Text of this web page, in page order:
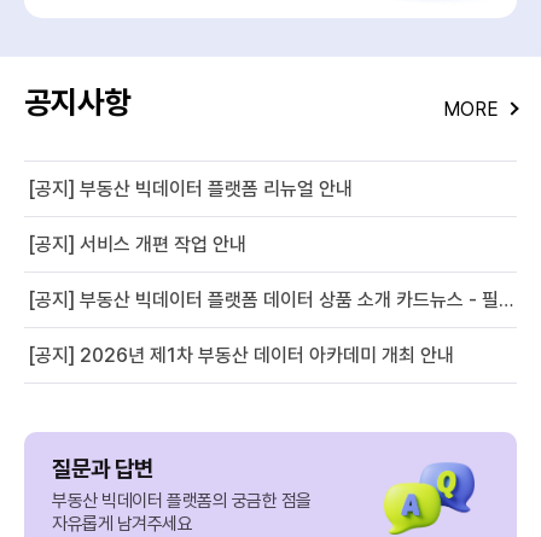
공지사항 MORE
[공지] 부동산 빅데이터 플랫폼 리뉴얼 안내
[공지] 서비스 개편 작업 안내
[공지] 부동산 빅데이터 플랫폼 데이터 상품 소개 카드뉴스 - 필지별 경사도 정보
[공지] 2026년 제1차 부동산 데이터 아카데미 개최 안내
질문과 답변
부동산 빅데이터 플랫폼의 궁금한 점을
자유롭게 남겨주세요